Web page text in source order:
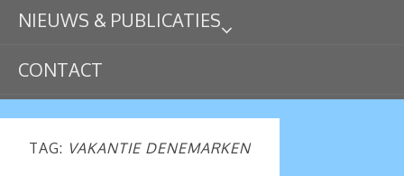
NIEUWS & PUBLICATIES
CONTACT
TAG: VAKANTIE DENEMARKEN